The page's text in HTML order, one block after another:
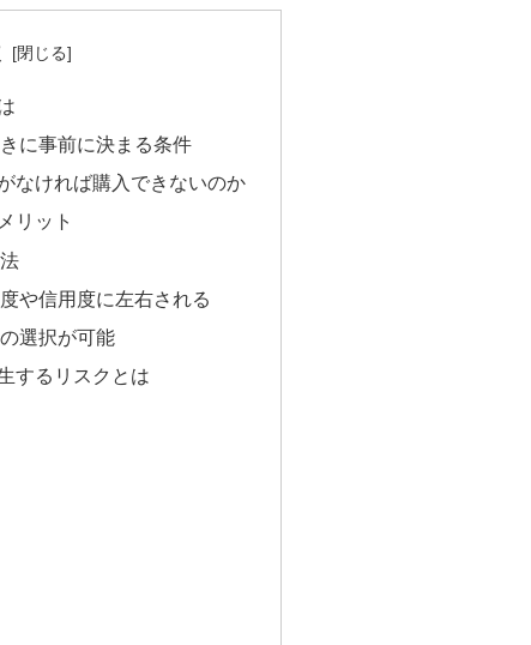
に事前に決まる条件
なければ購入できないのか
リット
や信用度に左右される
選択が可能
するリスクとは